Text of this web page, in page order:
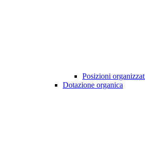
Posizioni
Dotazione organica